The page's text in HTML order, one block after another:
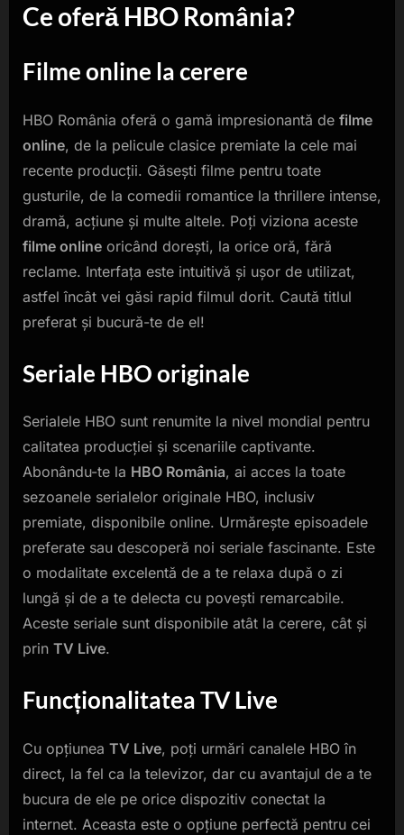
Ce oferă HBO România?
Filme online la cerere
HBO România oferă o gamă impresionantă de filme
online, de la pelicule clasice premiate la cele mai
recente producții. Găsești filme pentru toate
gusturile, de la comedii romantice la thrillere intense,
dramă, acțiune și multe altele. Poți viziona aceste
filme online oricând dorești, la orice oră, fără
reclame. Interfața este intuitivă și ușor de utilizat,
astfel încât vei găsi rapid filmul dorit. Caută titlul
preferat și bucură-te de el!
Seriale HBO originale
Serialele HBO sunt renumite la nivel mondial pentru
calitatea producției și scenariile captivante.
Abonându-te la HBO România, ai acces la toate
sezoanele serialelor originale HBO, inclusiv
premiate, disponibile online. Urmărește episoadele
preferate sau descoperă noi seriale fascinante. Este
o modalitate excelentă de a te relaxa după o zi
lungă și de a te delecta cu povești remarcabile.
Aceste seriale sunt disponibile atât la cerere, cât și
prin TV Live.
FuncționalitateaTV Live
Cu opțiunea TV Live, poți urmări canalele HBO în
direct, la fel ca la televizor, dar cu avantajul de a te
bucura de ele pe orice dispozitiv conectat la
internet. Aceasta este o opțiune perfectă pentru cei